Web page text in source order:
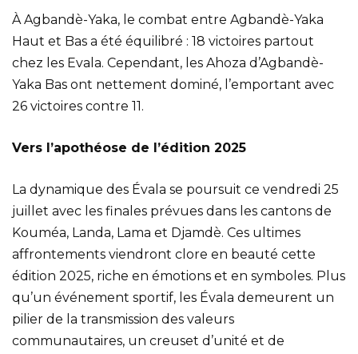
À Agbandè-Yaka, le combat entre Agbandè-Yaka
Haut et Bas a été équilibré : 18 victoires partout
chez les Evala. Cependant, les Ahoza d’Agbandè-
Yaka Bas ont nettement dominé, l’emportant avec
26 victoires contre 11.
Vers l’apothéose de l’édition 2025
La dynamique des Évala se poursuit ce vendredi 25
juillet avec les finales prévues dans les cantons de
Kouméa, Landa, Lama et Djamdè. Ces ultimes
affrontements viendront clore en beauté cette
édition 2025, riche en émotions et en symboles. Plus
qu’un événement sportif, les Évala demeurent un
pilier de la transmission des valeurs
communautaires, un creuset d’unité et de